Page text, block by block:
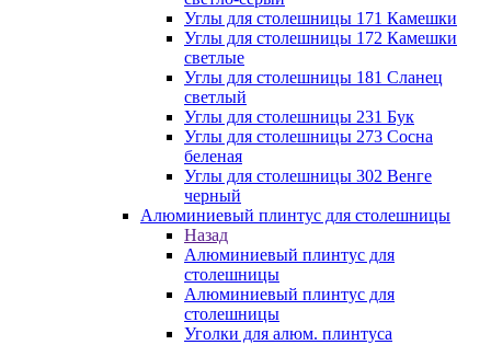
Углы для столешницы 171 Камешки
Углы для столешницы 172 Камешки
светлые
Углы для столешницы 181 Сланец
светлый
Углы для столешницы 231 Бук
Углы для столешницы 273 Сосна
беленая
Углы для столешницы 302 Венге
черный
Алюминиевый плинтус для столешницы
Назад
Алюминиевый плинтус для
столешницы
Алюминиевый плинтус для
столешницы
Уголки для алюм. плинтуса